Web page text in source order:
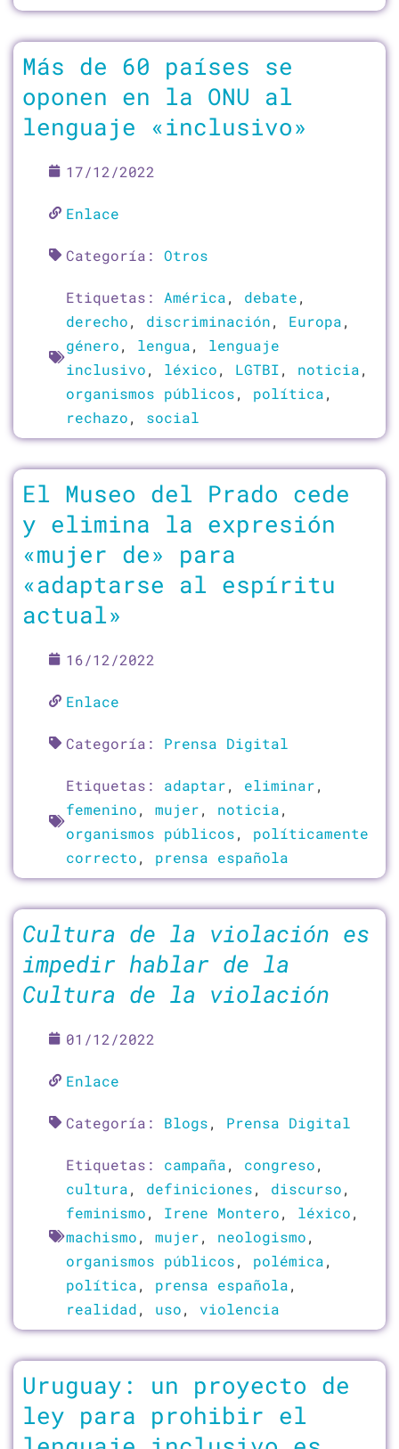
Más de 60 países se
oponen en la ONU al
lenguaje «inclusivo»
17/12/2022
Enlace
Categoría: Otros
Etiquetas: América, debate,
derecho, discriminación, Europa,
género, lengua, lenguaje
inclusivo, léxico, LGTBI, noticia,
organismos públicos, política,
rechazo, social
El Museo del Prado cede
y elimina la expresión
«mujer de» para
«adaptarse al espíritu
actual»
16/12/2022
Enlace
Categoría: Prensa Digital
Etiquetas: adaptar, eliminar,
femenino, mujer, noticia,
organismos públicos, políticamente
correcto, prensa española
Cultura de la violación es
impedir hablar de la
Cultura de la violación
01/12/2022
Enlace
Categoría: Blogs, Prensa Digital
Etiquetas: campaña, congreso,
cultura, definiciones, discurso,
feminismo, Irene Montero, léxico,
machismo, mujer, neologismo,
organismos públicos, polémica,
política, prensa española,
realidad, uso, violencia
Uruguay: un proyecto de
ley para prohibir el